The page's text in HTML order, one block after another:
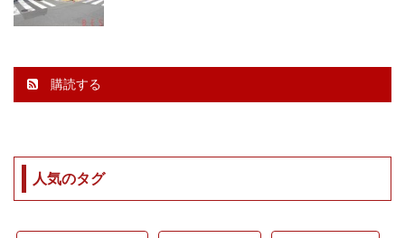
購読する
人気のタグ